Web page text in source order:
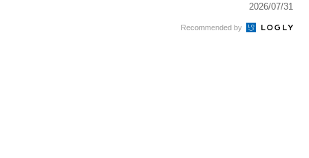
2026/07/31
Recommended by